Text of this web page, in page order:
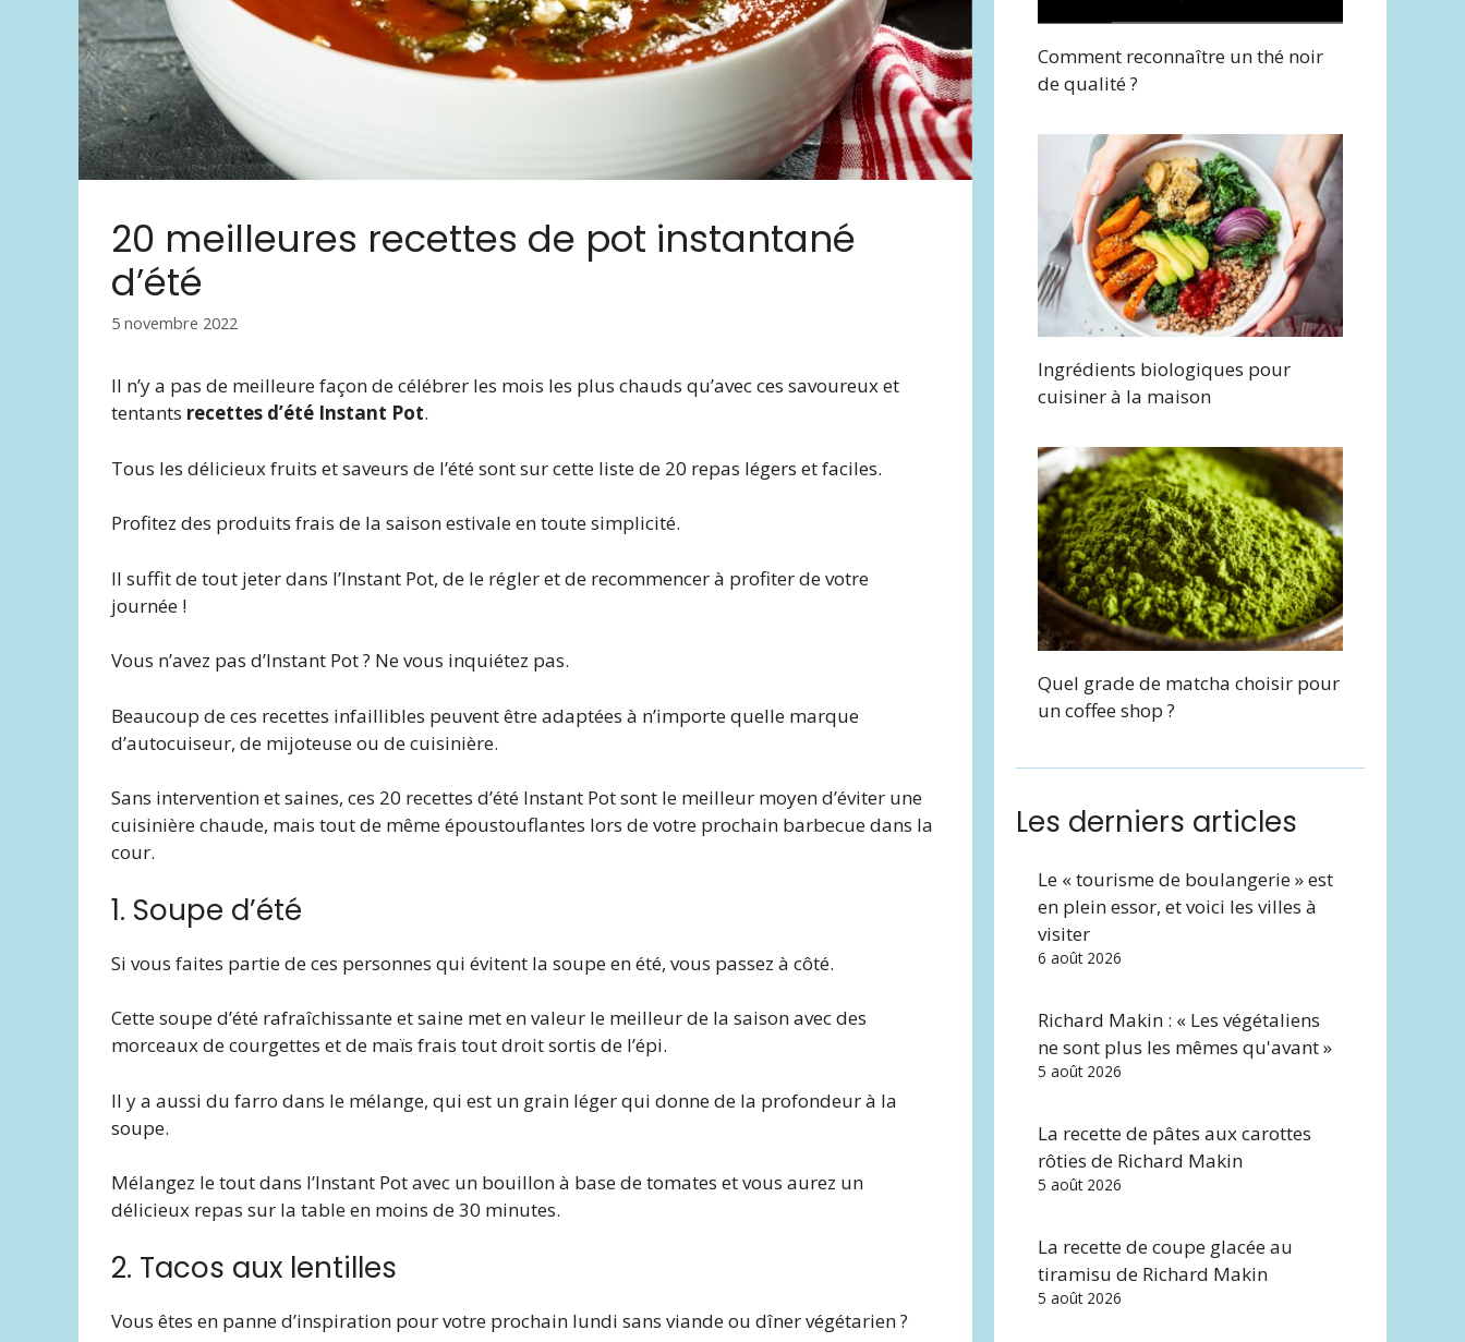
20 meilleures recettes de pot instantané
d’été
5 novembre 2022
Il n’y a pas de meilleure façon de célébrer les mois les plus chauds qu’avec ces savoureux et
tentants recettes d’été Instant Pot.
Tous les délicieux fruits et saveurs de l’été sont sur cette liste de 20 repas légers et faciles.
Profitez des produits frais de la saison estivale en toute simplicité.
Il suffit de tout jeter dans l’Instant Pot, de le régler et de recommencer à profiter de votre
journée !
Vous n’avez pas d’Instant Pot ? Ne vous inquiétez pas.
Beaucoup de ces recettes infaillibles peuvent être adaptées à n’importe quelle marque
d’autocuiseur, de mijoteuse ou de cuisinière.
Sans intervention et saines, ces 20 recettes d’été Instant Pot sont le meilleur moyen d’éviter une
cuisinière chaude, mais tout de même époustouflantes lors de votre prochain barbecue dans la
cour.
1. Soupe d’été
Si vous faites partie de ces personnes qui évitent la soupe en été, vous passez à côté.
Cette soupe d’été rafraîchissante et saine met en valeur le meilleur de la saison avec des
morceaux de courgettes et de maïs frais tout droit sortis de l’épi.
Il y a aussi du farro dans le mélange, qui est un grain léger qui donne de la profondeur à la
soupe.
Mélangez le tout dans l’Instant Pot avec un bouillon à base de tomates et vous aurez un
délicieux repas sur la table en moins de 30 minutes.
2. Tacos aux lentilles
Vous êtes en panne d’inspiration pour votre prochain lundi sans viande ou dîner végétarien ?
Comment reconnaître un thé noir
de qualité ?
Ingrédients biologiques pour
cuisiner à la maison
Quel grade de matcha choisir pour
un coffee shop ?
Les derniers articles
Le « tourisme de boulangerie » est
en plein essor, et voici les villes à
visiter
6 août 2026
Richard Makin : « Les végétaliens
ne sont plus les mêmes qu'avant »
5 août 2026
La recette de pâtes aux carottes
rôties de Richard Makin
5 août 2026
La recette de coupe glacée au
tiramisu de Richard Makin
5 août 2026